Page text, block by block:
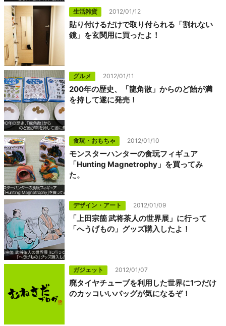
生活雑貨 2012/01/12
貼り付けるだけで取り付られる「割れない
鏡」を玄関用に買ったよ！
グルメ 2012/01/11
200年の歴史、「龍角散」からのど飴が満
を持して遂に発売！
食玩・おもちゃ 2012/01/10
モンスターハンターの食玩フィギュア
「Hunting Magnetrophy」を買ってみ
た。
デザイン・アート 2012/01/09
「上田宗箇 武将茶人の世界展」に行って
「へうげもの」グッズ購入したよ！
ガジェット 2012/01/07
廃タイヤチューブを利用した世界に1つだけ
のカッコいいバッグが気になるぞ！